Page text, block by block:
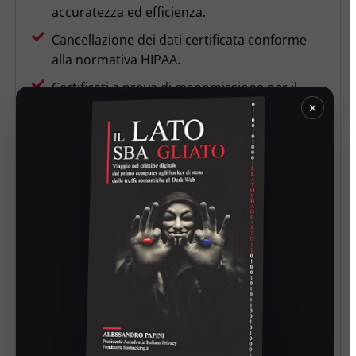
×
accuratezza ed efficienza.
Cancellazione dei dati certificata conforme
alla normativa HIPAA.
Certificati a prova di manomissione per il
miglioramento della reputazione aziendale.
TopTech ha dovuto affrontare le sfide legate alla
documentazione manuale soggetta a errori, a
un processo di cancellazione dei dati
dispendioso in termini di tempo e alle difficoltà
nel garantire la conformità HIPAA senza un
sistema automatizzato per lo smaltimento